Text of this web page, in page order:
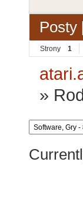
Posty
Strony 1
»